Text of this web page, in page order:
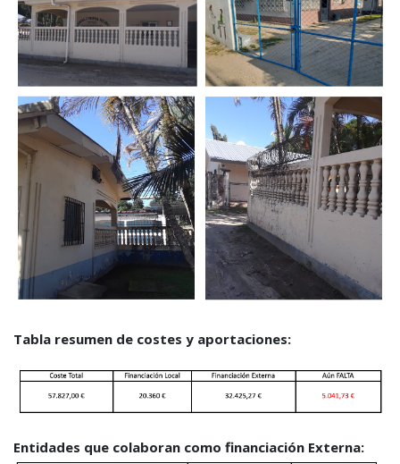
Tabla resumen de costes y aportaciones:
Entidades que colaboran como financiación Externa: